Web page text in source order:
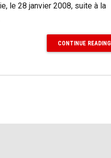
le 28 janvier 2008, suite à la
CONTINUE READING